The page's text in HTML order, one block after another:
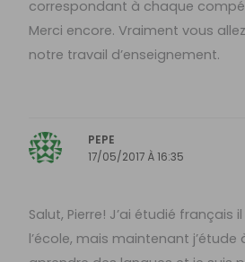
correspondant à chaque
Merci encore. Vraiment vous
notre travail d’enseignement.
PEPE
17/05/2017 À 16:35
Salut, Pierre! J’ai étudié français
l’école, mais maintenant j’étude